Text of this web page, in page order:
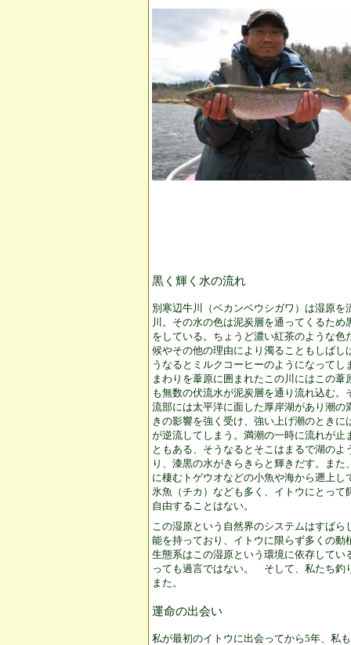
黒く輝く水の流れ
別寒辺牛川（ベカンベウシガワ）は湿原を
川。その水の色は泥炭層を通ってくるため
をしている。ちょうど濃い紅茶のような色
候やその他の理由により濁ることもしばし
うなるとミルクコーヒーのようになってし
まわりを葦原に囲まれたこの川にはこの葦
も無数の伏流水が泥炭層を通り流れ込む。
流部には太平洋に面した厚岸湖があり潮の
きの影響を強く受け、強い上げ潮のときに
が逆流してしまう。満潮の一時に流れが止
ともある、そうなるとそこはまるで湖のよ
り、漆黒の水がきらきらと輝きだす。また
に棲むトゲウオなどの小魚や海から遡上し
氷魚（チカ）なども多く、イトウにとって
自由することはない。
この湿原という自然界のシステムはすばら
能を持っており、イトウに限らず多くの動
生態系はこの湿原という環境に依存してい
っても過言ではない。 そして、私たち釣
また。
運命の出会い
私が最初のイトウに出会ってから5年、私